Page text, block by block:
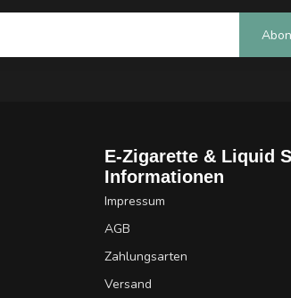
E-Zigarette & Liquid
Informationen
Impressum
AGB
Zahlungsarten
Versand